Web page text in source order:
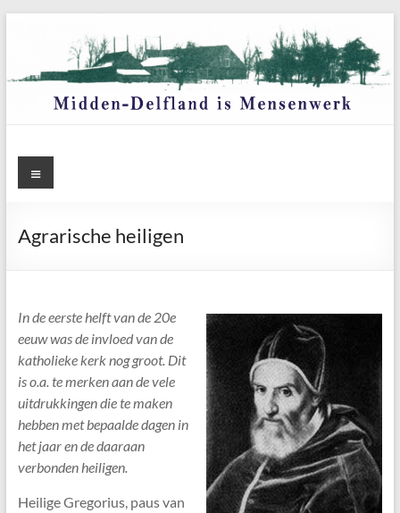
inhoud
Menu
Agrarische heiligen
In de eerste helft van de 20e
eeuw was de invloed van de
katholieke kerk nog groot. Dit
is o.a. te merken aan de vele
uitdrukkingen die te maken
hebben met bepaalde dagen in
het jaar en de daaraan
verbonden heiligen.
Heilige Gregorius, paus van